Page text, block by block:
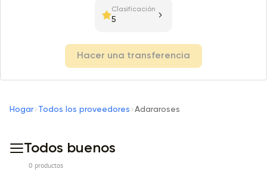
Clasificación
5
Hacer una transferencia
Hogar Todos los proveedores Adararoses
Todos buenos
0 productos